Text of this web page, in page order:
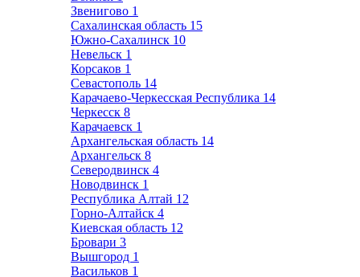
Звенигово 1
Сахалинская область 15
Южно-Сахалинск 10
Невельск 1
Корсаков 1
Севастополь 14
Карачаево-Черкесская Республика 14
Черкесск 8
Карачаевск 1
Архангельская область 14
Архангельск 8
Северодвинск 4
Новодвинск 1
Республика Алтай 12
Горно-Алтайск 4
Киевская область 12
Бровари 3
Вышгород 1
Васильков 1